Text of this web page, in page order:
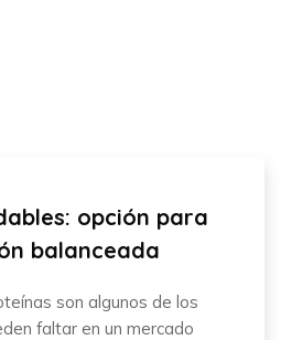
opción para
balanceada
son algunos de los
faltar en un mercado